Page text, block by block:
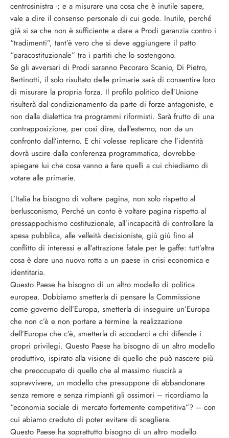
centrosinistra -; e a misurare una cosa che è inutile sapere,
vale a dire il consenso personale di cui gode. Inutile, perché
già si sa che non è sufficiente a dare a Prodi garanzia contro i
“tradimenti”, tant’è vero che si deve aggiungere il patto
“paracostituzionale” tra i partiti che lo sostengono.
Se gli avversari di Prodi saranno Pecoraro Scanio, Di Pietro,
Bertinotti, il solo risultato delle primarie sarà di consentire loro
di misurare la propria forza. Il profilo politico dell’Unione
risulterà dal condizionamento da parte di forze antagoniste, e
non dalla dialettica tra programmi riformisti. Sarà frutto di una
contrapposizione, per così dire, dall’esterno, non da un
confronto dall’interno. E chi volesse replicare che l’identità
dovrà uscire dalla conferenza programmatica, dovrebbe
spiegare lui che cosa vanno a fare quelli a cui chiediamo di
votare alle primarie.
L’Italia ha bisogno di voltare pagina, non solo rispetto al
berlusconismo, Perché un conto è voltare pagina rispetto al
pressappochismo costituzionale, all’incapacità di controllare la
spesa pubblica, alle velleità decisioniste, giù giù fino al
conflitto di interessi e all’attrazione fatale per le gaffe: tutt’altra
cosa è dare una nuova rotta a un paese in crisi economica e
identitaria.
Questo Paese ha bisogno di un altro modello di politica
europea. Dobbiamo smetterla di pensare la Commissione
come governo dell’Europa, smetterla di inseguire un’Europa
che non c’è e non portare a termine la realizzazione
dell’Europa che c’è, smetterla di accodarci a chi difende i
propri privilegi. Questo Paese ha bisogno di un altro modello
produttivo, ispirato alla visione di quello che può nascere più
che preoccupato di quello che al massimo riuscirà a
sopravvivere, un modello che presuppone di abbandonare
senza remore e senza rimpianti gli ossimori – ricordiamo la
“economia sociale di mercato fortemente competitiva”? – con
cui abiamo creduto di poter evitare di scegliere.
Questo Paese ha soprattutto bisogno di un altro modello